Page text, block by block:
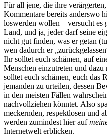
Für all jene, die ihre
Kommentare bereits anderswo
loswerden wollen – versucht es
Land, und ja, jeder darf seine
nicht gut finden, was er getan
wen dadurch er
Ihr solltet euch schämen, auf
Menschen einzutreten und
solltet euch schämen, euch das
jemanden zu urteilen, dessen
in den meisten Fällen
nachvollziehen könntet. Also
meckernden, respektlosen und
werden zumindest hier auf
Internetwelt erblicken.